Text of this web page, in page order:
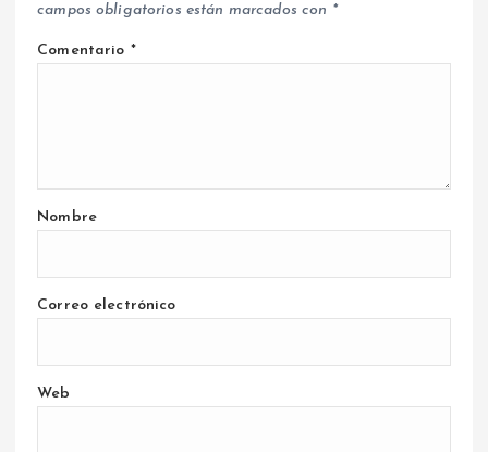
campos obligatorios están marcados con *
Comentario *
Nombre
Correo electrónico
Web